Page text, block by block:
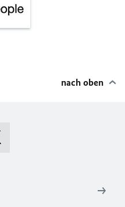
nach oben